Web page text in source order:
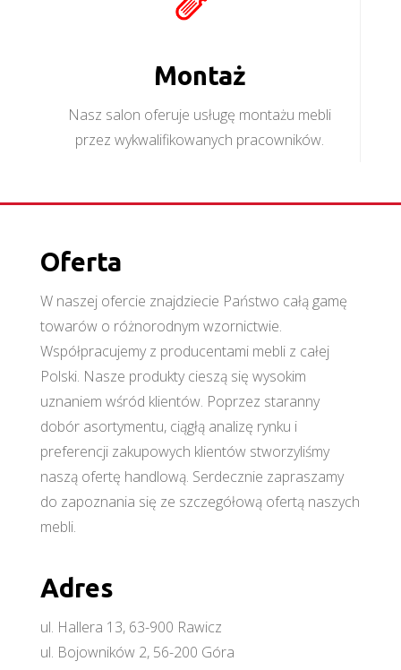
Montaż
Nasz salon oferuje usługę montażu mebli
przez wykwalifikowanych pracowników.
Oferta
W naszej ofercie znajdziecie Państwo całą gamę
towarów o różnorodnym wzornictwie.
Współpracujemy z producentami mebli z całej
Polski. Nasze produkty cieszą się wysokim
uznaniem wśród klientów. Poprzez staranny
dobór asortymentu, ciągłą analizę rynku i
preferencji zakupowych klientów stworzyliśmy
naszą ofertę handlową. Serdecznie zapraszamy
do zapoznania się ze szczegółową ofertą naszych
mebli.
Adres
ul. Hallera 13, 63-900 Rawicz
ul. Bojowników 2, 56-200 Góra